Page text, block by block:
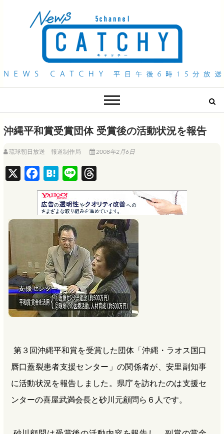
QAB NEWS Headline
沖縄平和賞受賞団体 受賞後の活動状況を報告
琉球朝日放送 報道制作局 2008年2月6日
a
c
e
k
H
a
t
e
n
a
i
n
e
h
r
e
a
d
s
第３回沖縄平和賞を受賞した団体「沖縄・ラオス国口
唇口蓋裂患者支援センター」の関係者が、安里副知事
に活動状況を報告しました。県庁を訪れたのは支援セ
ンターの喜屋武満会長と砂川元顧問ら６人です。